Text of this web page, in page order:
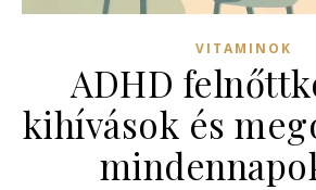
VITAMINOK
ADHD
kihívások és